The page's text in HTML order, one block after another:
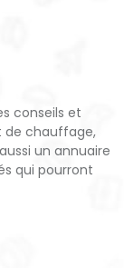
conseils et
de chauffage,
un annuaire
qui pourront